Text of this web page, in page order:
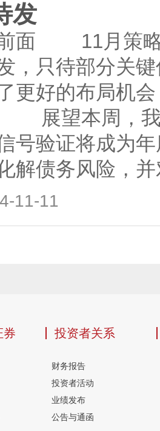
发
11月策略中
，只待部分关
更好的布局机
展望本周，我
号验证将成为
解债务风险，
11-11
券 投资者关系
财务报告
投资者活动
业绩发布
公告与通函